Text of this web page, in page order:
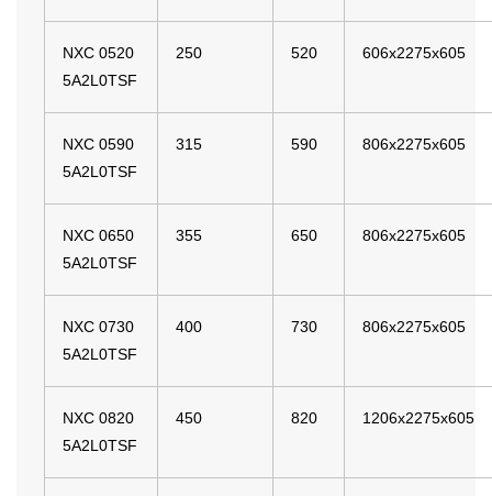
NXC 0520
5A2L0TSF
250 520 606x2275x605
NXC 0590
5A2L0TSF
315 590 806x2275x605
NXC 0650
5A2L0TSF
355 650 806x2275x605
NXC 0730
5A2L0TSF
400 730 806x2275x605
NXC 0820
5A2L0TSF
450 820 1206x2275x605